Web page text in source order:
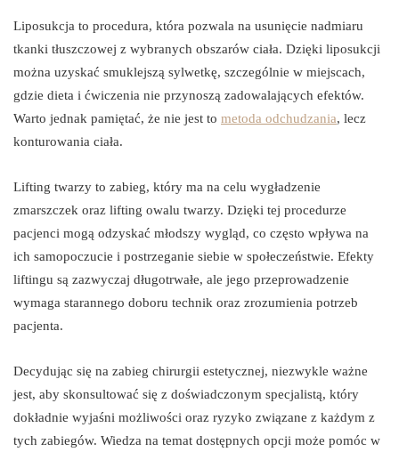
Liposukcja to procedura, która pozwala na usunięcie nadmiaru
tkanki tłuszczowej z wybranych obszarów ciała. Dzięki liposukcji
można uzyskać smuklejszą sylwetkę, szczególnie w miejscach,
gdzie dieta i ćwiczenia nie przynoszą zadowalających efektów.
Warto jednak pamiętać, że nie jest to metoda odchudzania, lecz
konturowania ciała.
Lifting twarzy to zabieg, który ma na celu wygładzenie
zmarszczek oraz lifting owalu twarzy. Dzięki tej procedurze
pacjenci mogą odzyskać młodszy wygląd, co często wpływa na
ich samopoczucie i postrzeganie siebie w społeczeństwie. Efekty
liftingu są zazwyczaj długotrwałe, ale jego przeprowadzenie
wymaga starannego doboru technik oraz zrozumienia potrzeb
pacjenta.
Decydując się na zabieg chirurgii estetycznej, niezwykle ważne
jest, aby skonsultować się z doświadczonym specjalistą, który
dokładnie wyjaśni możliwości oraz ryzyko związane z każdym z
tych zabiegów. Wiedza na temat dostępnych opcji może pomóc w